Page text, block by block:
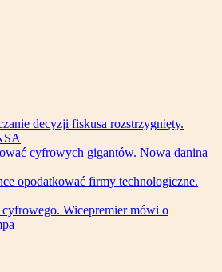
decyzji fiskusa rozstrzygnięty.
cyfrowych gigantów. Nowa danina
opodatkować firmy technologiczne.
cyfrowego. Wicepremier mówi o